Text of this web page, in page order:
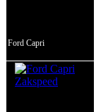
Ford Capri